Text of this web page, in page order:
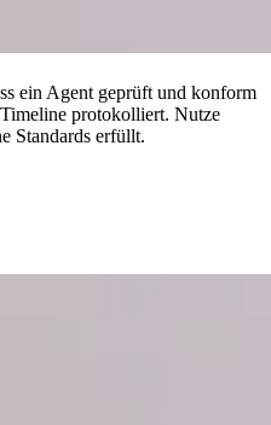
ein Agent geprüft und konform
protokolliert. Nutze
Standards erfüllt.